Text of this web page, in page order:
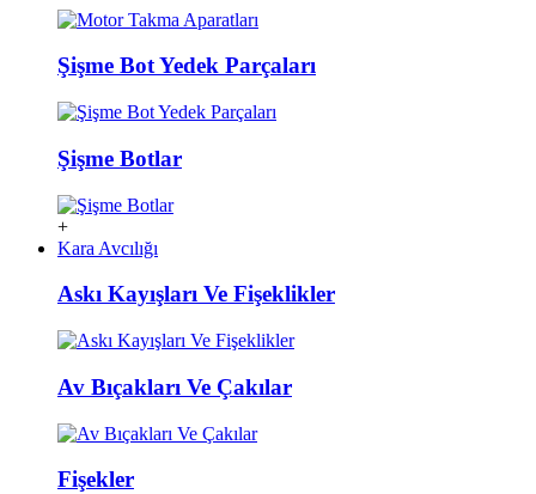
Şişme Bot Yedek Parçaları
Şişme Botlar
+
Kara Avcılığı
Askı Kayışları Ve Fişeklikler
Av Bıçakları Ve Çakılar
Fişekler